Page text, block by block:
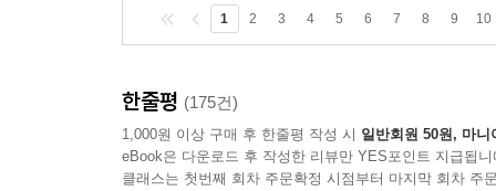
1 2 3 4 5 6 7 8 9 10
한줄평 (175건)
1,000원 이상 구매 후 한줄평 작성 시 일반회원 50원, 마니
eBook은 다운로드 후 작성한 리뷰만 YES포인트 지급됩니
클래스는 첫번째 회차 주문확정 시점부터 마지막 회차 주